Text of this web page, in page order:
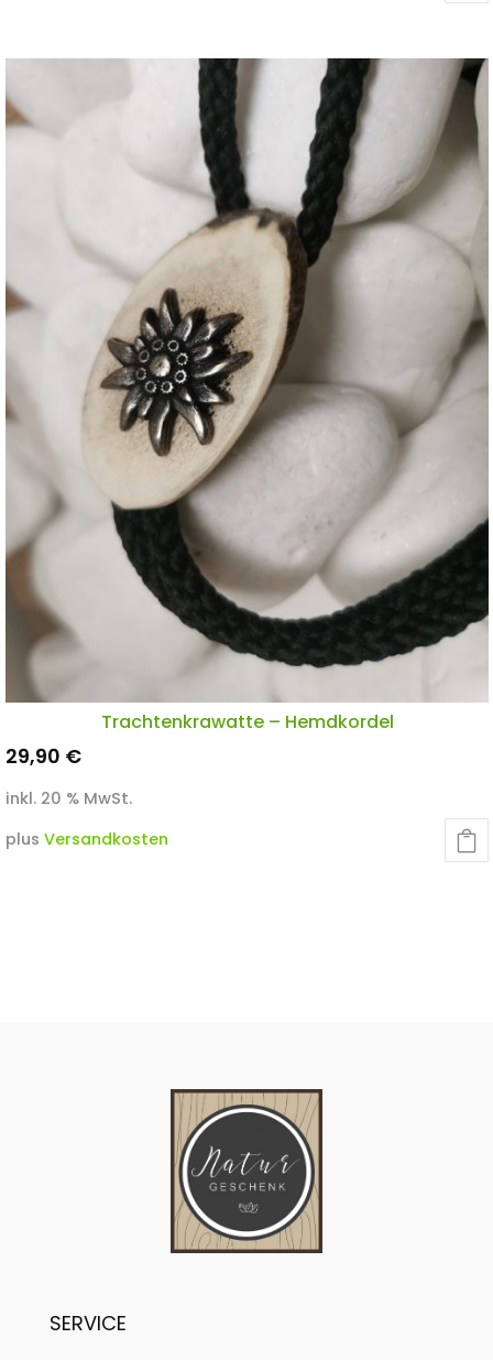
Trachtenkrawatte – Hemdkordel
29,90 €
inkl. 20 % MwSt.
plus Versandkosten
SERVICE